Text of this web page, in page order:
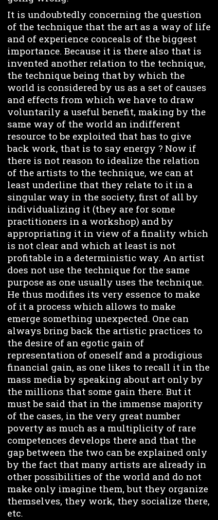
It is undoubtedly concerning the question
of the technique that the art as a way of life
and of experience conceals of the biggest
importance. Because it is there also that is
invented another relation to the technique,
the technique being that by which the
world is considered by us as a set of causes
and effects from which we have to draw
voluntarily a useful benefit, making by the
same way of the world an indifferent
resource to be exploited that has to give
back work, that is to say energy ? Now if
there is not reason to idealize the relation
of the artists to the technique, we can at
least underline that they relate to it in a
singular way in the society, first of all by
individualizing it (they are for some
practitioners in a workshop) and by
appropriating it in view of a finality which
is not clear and which at least is not
profitable in a deterministic way. An artist
does not use the technique for the same
purpose as one usually uses the technique.
He thus modifies its very essence to make
of it a process which allows to make
emerge something unexpected. One can
always bring back the artistic practices to
the desire of an egotic gain of
representation of oneself and a prodigious
financial gain, as one likes to recall it in the
mass media by speaking about art only by
the millions that some gain there. But it
must be said that in the immense majority
of the cases, in the very great number
poverty as much as a multiplicity of rare
competences develops there and that the
gap between the two can be explained only
by the fact that many artists are already in
other possibilities of the world and do not
make only imagine them, but they organize
themselves, they work, they socialize there,
etc.